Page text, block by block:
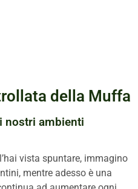
della Muffa
nostri ambienti
vista spuntare, immagino
mentre adesso è una